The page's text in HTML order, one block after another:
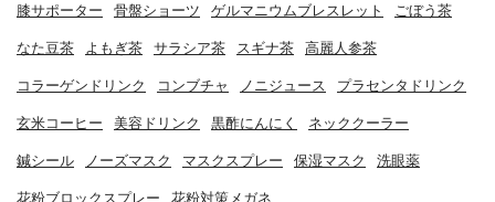
膝サポーター 骨盤ショーツ ゲルマニウムブレスレット ごぼう茶
なた豆茶 よもぎ茶 サラシア茶 スギナ茶 高麗人参茶
コラーゲンドリンク コンブチャ ノニジュース プラセンタドリンク
玄米コーヒー 美容ドリンク 黒酢にんにく ネッククーラー
鍼シール ノーズマスク マスクスプレー 保湿マスク 洗眼薬
花粉ブロックスプレー 花粉対策メガネ